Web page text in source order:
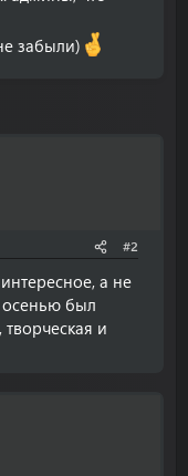
забыли)
#2
а не
осенью был
творческая и